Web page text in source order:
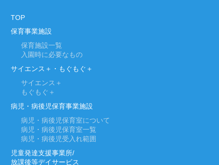
TOP
保育事業施設
保育施設一覧
入園時に必要なもの
サイエンス＋・もぐもぐ＋
サイエンス＋
もぐもぐ＋
病児・病後児保育事業施設
病児・病後児保育室について
病児・病後児保育室一覧
病児・病後児受入れ範囲
児童発達支援事業所/
放課後等デイサービス